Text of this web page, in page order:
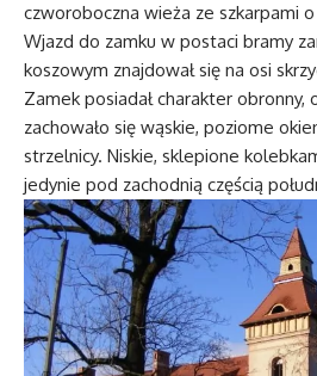
czworoboczna wieża ze szkarpami
Wjazd do zamku w postaci bramy
koszowym znajdował się na osi
Zamek posiadał charakter
zachowało się wąskie, poziome
strzelnicy. Niskie, sklepione
jedynie pod zachodnią częścią